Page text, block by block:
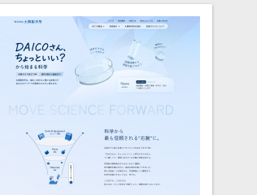
AVA SRG-教你如何创造真实的设计！
156
赞33